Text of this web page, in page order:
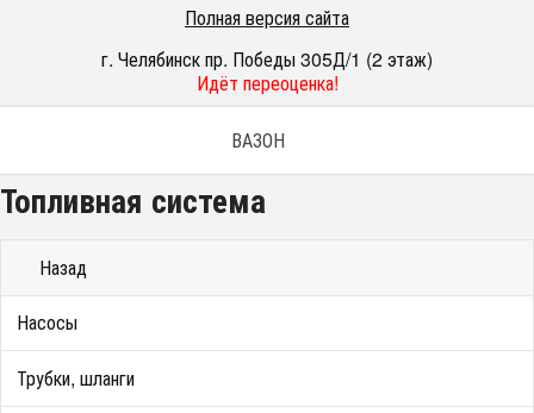
Полная версия сайта
г. Челябинск пр. Победы 305Д/1 (2 этаж)
Идёт переоценка!
ВАЗОН
Топливная система
Назад
Насосы
Трубки, шланги